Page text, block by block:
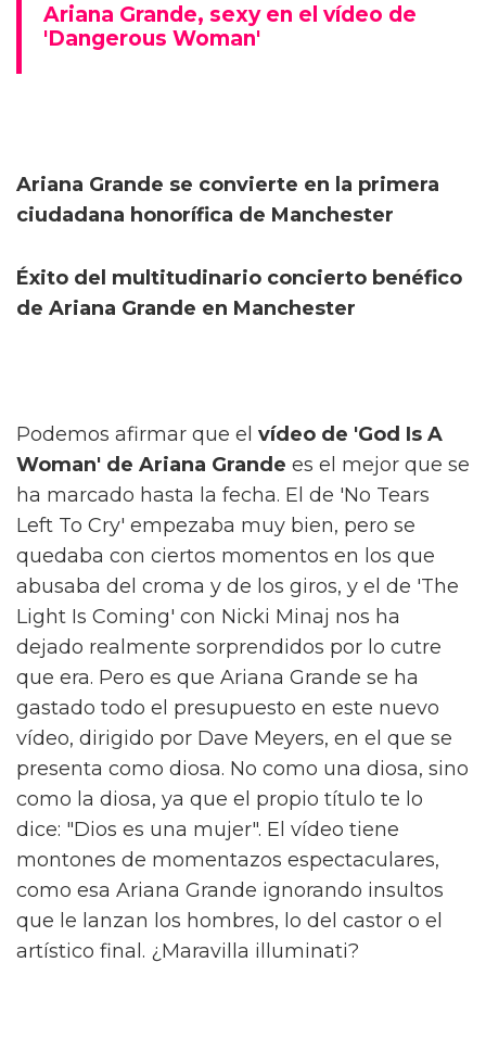
Ariana Grande, sexy en el vídeo de
'Dangerous Woman'
Ariana Grande se convierte en la primera
ciudadana honorífica de Manchester
Éxito del multitudinario concierto benéfico
de Ariana Grande en Manchester
Podemos afirmar que el vídeo de 'God Is A
Woman' de Ariana Grande es el mejor que se
ha marcado hasta la fecha. El de 'No Tears
Left To Cry' empezaba muy bien, pero se
quedaba con ciertos momentos en los que
abusaba del croma y de los giros, y el de 'The
Light Is Coming' con Nicki Minaj nos ha
dejado realmente sorprendidos por lo cutre
que era. Pero es que Ariana Grande se ha
gastado todo el presupuesto en este nuevo
vídeo, dirigido por Dave Meyers, en el que se
presenta como diosa. No como una diosa, sino
como la diosa, ya que el propio título te lo
dice: "Dios es una mujer". El vídeo tiene
montones de momentazos espectaculares,
como esa Ariana Grande ignorando insultos
que le lanzan los hombres, lo del castor o el
artístico final. ¿Maravilla illuminati?